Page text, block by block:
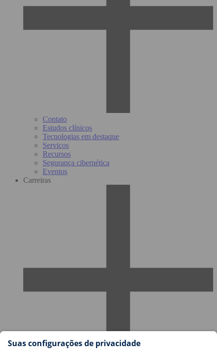
Contato
Estudos clínicos
Tecnologias em destaque
Serviços
Recursos
Segurança cibernética
Eventos
Carreiras